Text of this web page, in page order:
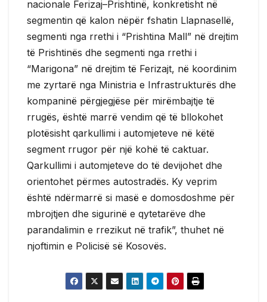
nacionale Ferizaj–Prishtinë, konkretisht në
segmentin që kalon nëpër fshatin Llapnasellë,
segmenti nga rrethi i “Prishtina Mall” në drejtim
të Prishtinës dhe segmenti nga rrethi i
“Marigona” në drejtim të Ferizajt, në koordinim
me zyrtarë nga Ministria e Infrastrukturës dhe
kompaninë përgjegjëse për mirëmbajtje të
rrugës, është marrë vendim që të bllokohet
plotësisht qarkullimi i automjeteve në këtë
segment rrugor për një kohë të caktuar.
Qarkullimi i automjeteve do të devijohet dhe
orientohet përmes autostradës. Ky veprim
është ndërmarrë si masë e domosdoshme për
mbrojtjen dhe sigurinë e qytetarëve dhe
parandalimin e rrezikut në trafik”, thuhet në
njoftimin e Policisë së Kosovës.